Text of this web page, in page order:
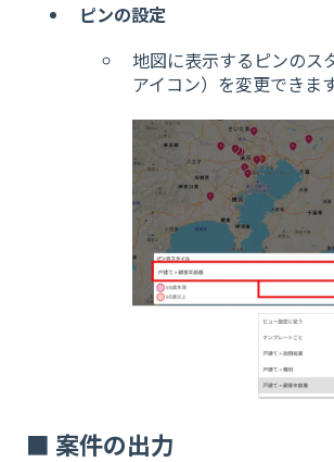
ピンの設定
地図に表示するピンのス
アイコン）を変更できます
■ 案件の出力